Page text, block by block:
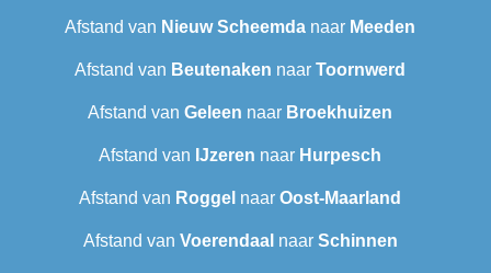
Afstand van Nieuw Scheemda naar Meeden
Afstand van Beutenaken naar Toornwerd
Afstand van Geleen naar Broekhuizen
Afstand van IJzeren naar Hurpesch
Afstand van Roggel naar Oost-Maarland
Afstand van Voerendaal naar Schinnen